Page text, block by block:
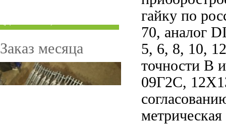
гайку по
70, аналог
5, 6, 8, 10,
точности В
09Г2С,
Заказ месяца